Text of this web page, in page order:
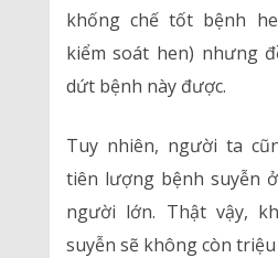
khống chế tốt bệnh
kiểm soát hen) nhưng
dứt bệnh này được.
Tuy nhiên, người ta
tiên lượng bệnh suyễn
người lớn. Thật vậy,
suyễn sẽ không còn